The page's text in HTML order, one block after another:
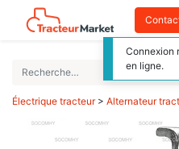
Électrique tracteur> Alternateur
Connexion
en ligne.